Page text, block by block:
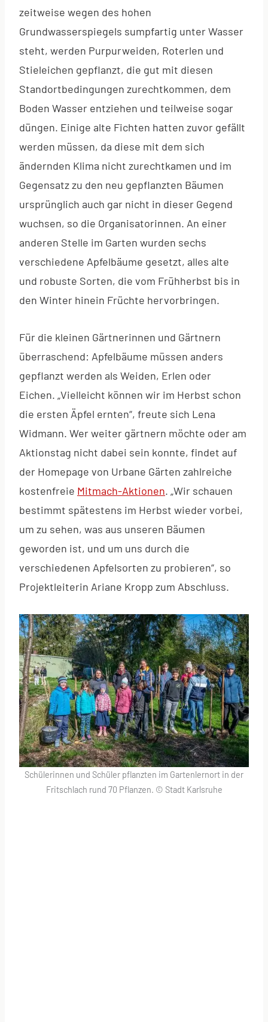
zeitweise wegen des hohen
Grundwasserspiegels sumpfartig unter Wasser
steht, werden Purpurweiden, Roterlen und
Stieleichen gepflanzt, die gut mit diesen
Standortbedingungen zurechtkommen, dem
Boden Wasser entziehen und teilweise sogar
düngen. Einige alte Fichten hatten zuvor gefällt
werden müssen, da diese mit dem sich
ändernden Klima nicht zurechtkamen und im
Gegensatz zu den neu gepflanzten Bäumen
ursprünglich auch gar nicht in dieser Gegend
wuchsen, so die Organisatorinnen. An einer
anderen Stelle im Garten wurden sechs
verschiedene Apfelbäume gesetzt, alles alte
und robuste Sorten, die vom Frühherbst bis in
den Winter hinein Früchte hervorbringen.
Für die kleinen Gärtnerinnen und Gärtnern
überraschend: Apfelbäume müssen anders
gepflanzt werden als Weiden, Erlen oder
Eichen. „Vielleicht können wir im Herbst schon
die ersten Äpfel ernten“, freute sich Lena
Widmann. Wer weiter gärtnern möchte oder am
Aktionstag nicht dabei sein konnte, findet auf
der Homepage von Urbane Gärten zahlreiche
kostenfreie Mitmach-Aktionen. „Wir schauen
bestimmt spätestens im Herbst wieder vorbei,
um zu sehen, was aus unseren Bäumen
geworden ist, und um uns durch die
verschiedenen Apfelsorten zu probieren“, so
Projektleiterin Ariane Kropp zum Abschluss.
Schülerinnen und Schüler pflanzten im Gartenlernort in der
Fritschlach rund 70 Pflanzen. © Stadt Karlsruhe